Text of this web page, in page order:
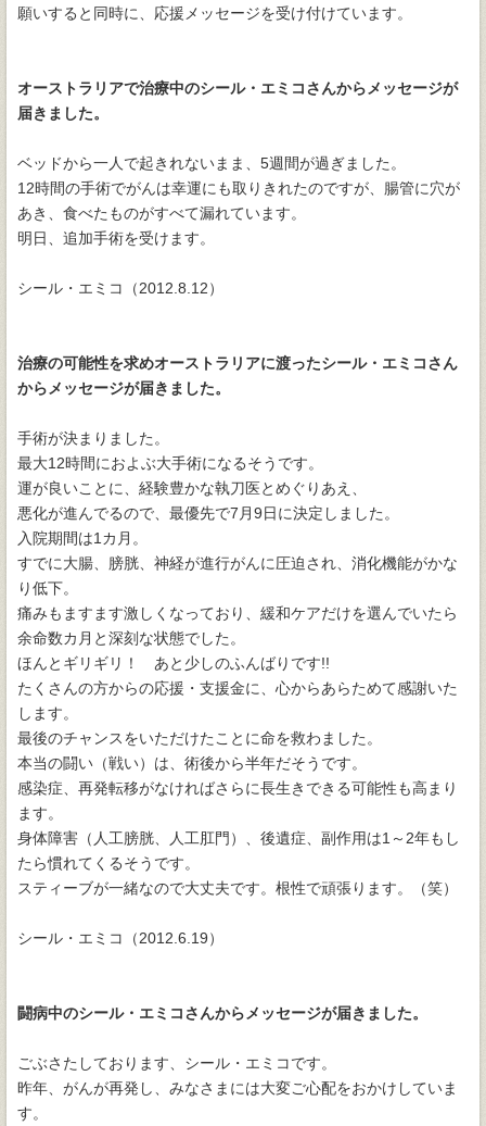
願いすると同時に、応援メッセージを受け付けています。
オーストラリアで治療中のシール・エミコさんからメッセージが
届きました。
ベッドから一人で起きれないまま、5週間が過ぎました。
12時間の手術でがんは幸運にも取りきれたのですが、腸管に穴が
あき、食べたものがすべて漏れています。
明日、追加手術を受けます。
シール・エミコ（2012.8.12）
治療の可能性を求めオーストラリアに渡ったシール・エミコさん
からメッセージが届きました。
手術が決まりました。
最大12時間におよぶ大手術になるそうです。
運が良いことに、経験豊かな執刀医とめぐりあえ、
悪化が進んでるので、最優先で7月9日に決定しました。
入院期間は1カ月。
すでに大腸、膀胱、神経が進行がんに圧迫され、消化機能がかな
り低下。
痛みもますます激しくなっており、緩和ケアだけを選んでいたら
余命数カ月と深刻な状態でした。
ほんとギリギリ！ あと少しのふんばりです!!
たくさんの方からの応援・支援金に、心からあらためて感謝いた
します。
最後のチャンスをいただけたことに命を救わました。
本当の闘い（戦い）は、術後から半年だそうです。
感染症、再発転移がなければさらに長生きできる可能性も高まり
ます。
身体障害（人工膀胱、人工肛門）、後遺症、副作用は1～2年もし
たら慣れてくるそうです。
スティーブが一緒なので大丈夫です。根性で頑張ります。（笑）
シール・エミコ（2012.6.19）
闘病中のシール・エミコさんからメッセージが届きました。
ごぶさたしております、シール・エミコです。
昨年、がんが再発し、みなさまには大変ご心配をおかけしていま
す。